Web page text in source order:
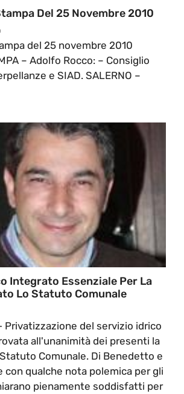
Del 25 Novembre 2010
del 25 novembre 2010
– Adolfo Rocco: – Consiglio
e SIAD. SALERNO –
Integrato Essenziale Per La
Lo Statuto Comunale
Privatizzazione del servizio idrico
all'unanimità dei presenti la
Comunale. Di Benedetto e
con qualche nota polemica per gli
pienamente soddisfatti per